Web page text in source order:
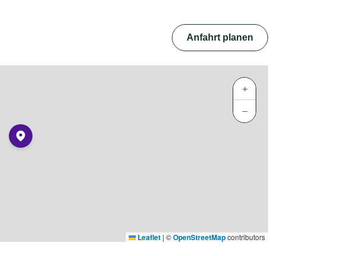
Anfahrt planen
+
−
Leaflet | ©OpenStreetMapcontributors